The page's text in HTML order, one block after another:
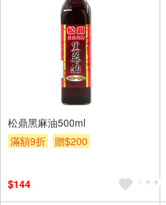
松鼎黑麻油500ml
滿額9折
贈$200
$144